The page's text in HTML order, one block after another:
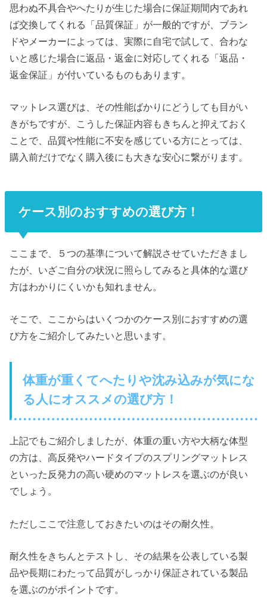
思わぬ不具合やへたりが生じた場合に保証期間内であれ
ば交換してくれる「品質保証」が一般的ですが、ブラン
ドやメーカーによっては、実際に自宅で試して、合わな
いと感じた場合に返品・返金に対応してくれる「返品・
返金保証」が付いているものもあります。
マットレス選びは、その性能ばかりにどうしても目がい
きがちですが、こうした保証内容もきちんと抑えておく
ことで、品質や性能に不安を感じている方にとっては、
購入前だけでなく購入後にも大きな安心に繋がります。
ケース別のおすすめの選び方！
ここまで、５つの基準について解説させていただきまし
たが、いざご自分の状況に照らしてみると具体的な選び
方はわかりにくいかも知れません。
そこで、ここからはいくつかのケース別におすすめの選
び方をご紹介してみたいと思います。
体重が重くてへたりや沈み込みが気にな
る人にオススメの選び方！
上記でもご紹介しましたが、体重の重い方や大柄な体型
の方は、高反発やハードタイプのスプリングマットレス
といった反発力の高い硬めのマットレスを選ぶのが良い
でしょう。
ただしここで注意しておきたいのはその耐久性。
耐久性をきちんとテストし、その結果を公表している製
品や長期にわたって品質がしっかり保証されている製品
を選ぶのがポイントです。